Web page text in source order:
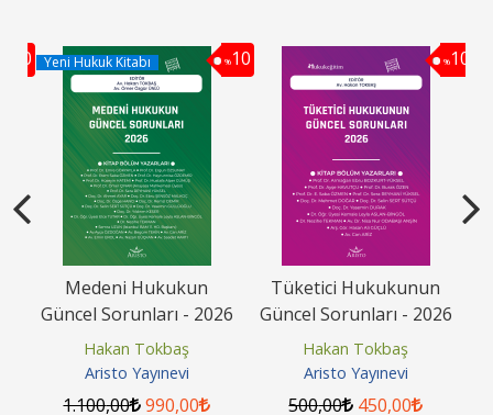
10 %10
Yeni Hukuk Kitabı
Medeni Hukukun
Güncel Sorunları - 2026
Hakan Tokbaş
Aristo Yayınevi
1.100,00 990,00
%10
Tüketici Hukukunun
Güncel Sorunları - 2026
Hakan Tokbaş
Aristo Yayınevi
500,00 450,00